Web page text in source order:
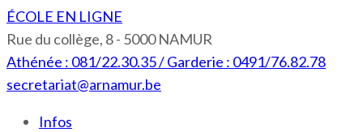
ÉCOLE EN LIGNE
Rue du collège, 8 - 5000 NAMUR
Athénée : 081/22.30.35 / Garderie : 0491/76.82.78
secretariat@arnamur.be
Infos